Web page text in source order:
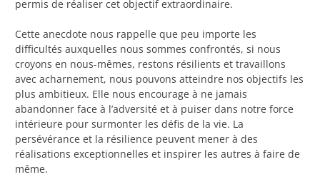
permis de réaliser cet objectif extraordinaire.
Cette anecdote nous rappelle que peu importe les
difficultés auxquelles nous sommes confrontés, si nous
croyons en nous-mêmes, restons résilients et travaillons
avec acharnement, nous pouvons atteindre nos objectifs les
plus ambitieux. Elle nous encourage à ne jamais
abandonner face à l’adversité et à puiser dans notre force
intérieure pour surmonter les défis de la vie. La
persévérance et la résilience peuvent mener à des
réalisations exceptionnelles et inspirer les autres à faire de
même.